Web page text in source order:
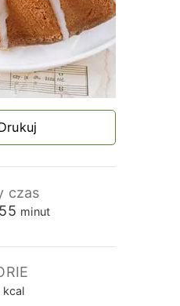
czas
55minuty
minut
kcal